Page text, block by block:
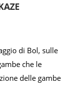
di Bol, sulle
che le
delle gambe